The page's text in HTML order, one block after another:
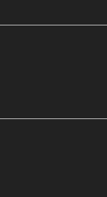
volgende stap je